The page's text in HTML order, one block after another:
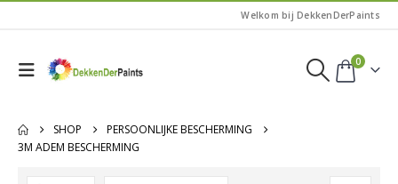
Welkom bij DekkenDerPaints
0
SHOP
PERSOONLIJKE BESCHERMING
3M ADEM BESCHERMING